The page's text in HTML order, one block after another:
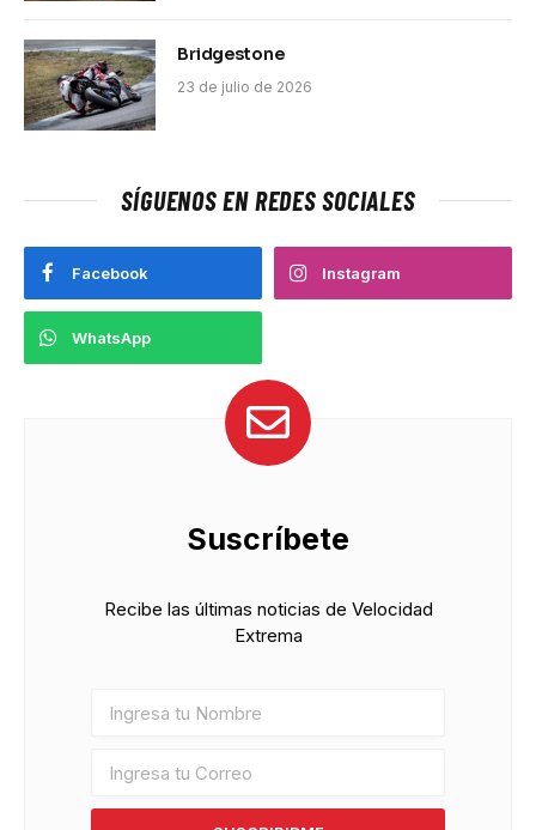
Bridgestone
23 de julio de 2026
SÍGUENOS EN REDES SOCIALES
Facebook Instagram
WhatsApp
Suscríbete
Recibe las últimas noticias de Velocidad
Extrema